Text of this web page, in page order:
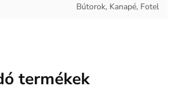
Bútorok, Kanapé, Fotel
termékek